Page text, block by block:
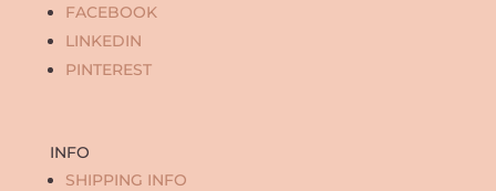
FACEBOOK
LINKEDIN
PINTEREST
INFO
SHIPPING INFO